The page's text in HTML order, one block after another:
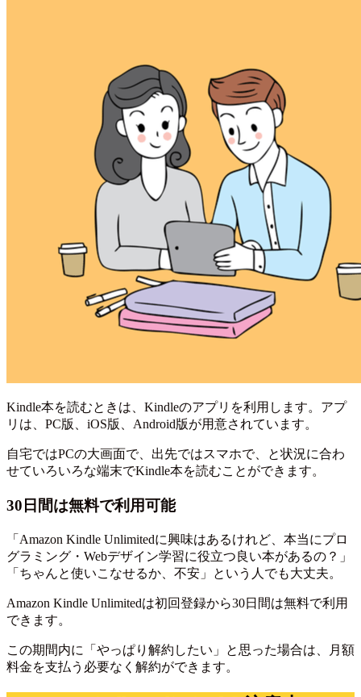
Kindle本を読むときは、Kindleのアプリを利用します。アプ
リは、PC版、iOS版、Android版が用意されています。
自宅ではPCの大画面で、出先ではスマホで、と状況に合わ
せていろいろな端末でKindle本を読むことができます。
30日間は無料で利用可能
「Amazon Kindle Unlimitedに興味はあるけれど、本当にプロ
グラミング・Webデザイン学習に役立つ良い本があるの？」
「ちゃんと使いこなせるか、不安」という人でも大丈夫。
Amazon Kindle Unlimitedは初回登録から30日間は無料で利用
できます。
この期間内に「やっぱり解約したい」と思った場合は、月額
料金を支払う必要なく解約ができます。